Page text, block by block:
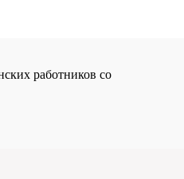
работников со